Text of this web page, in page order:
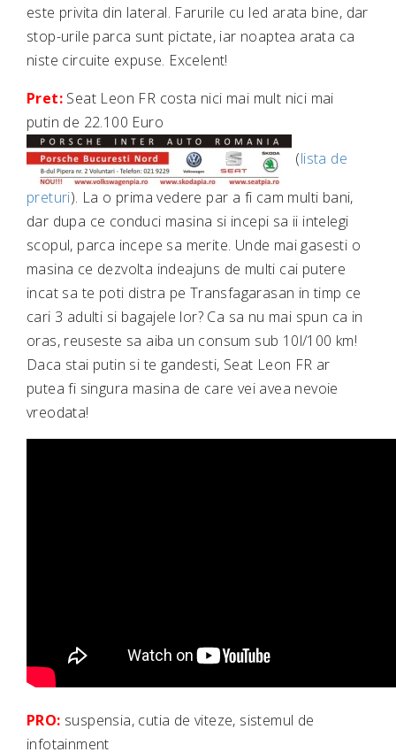
este privita din lateral. Farurile cu led arata bine, dar
stop-urile parca sunt pictate, iar noaptea arata ca
niste circuite expuse. Excelent!
Pret: Seat Leon FR costa nici mai mult nici mai
putin de 22.100 Euro
(lista de
preturi). La o prima vedere par a fi cam multi bani,
dar dupa ce conduci masina si incepi sa ii intelegi
scopul, parca incepe sa merite. Unde mai gasesti o
masina ce dezvolta indeajuns de multi cai putere
incat sa te poti distra pe Transfagarasan in timp ce
cari 3 adulti si bagajele lor? Ca sa nu mai spun ca in
oras, reuseste sa aiba un consum sub 10l/100 km!
Daca stai putin si te gandesti, Seat Leon FR ar
putea fi singura masina de care vei avea nevoie
vreodata!
PRO: suspensia, cutia de viteze, sistemul de
infotainment